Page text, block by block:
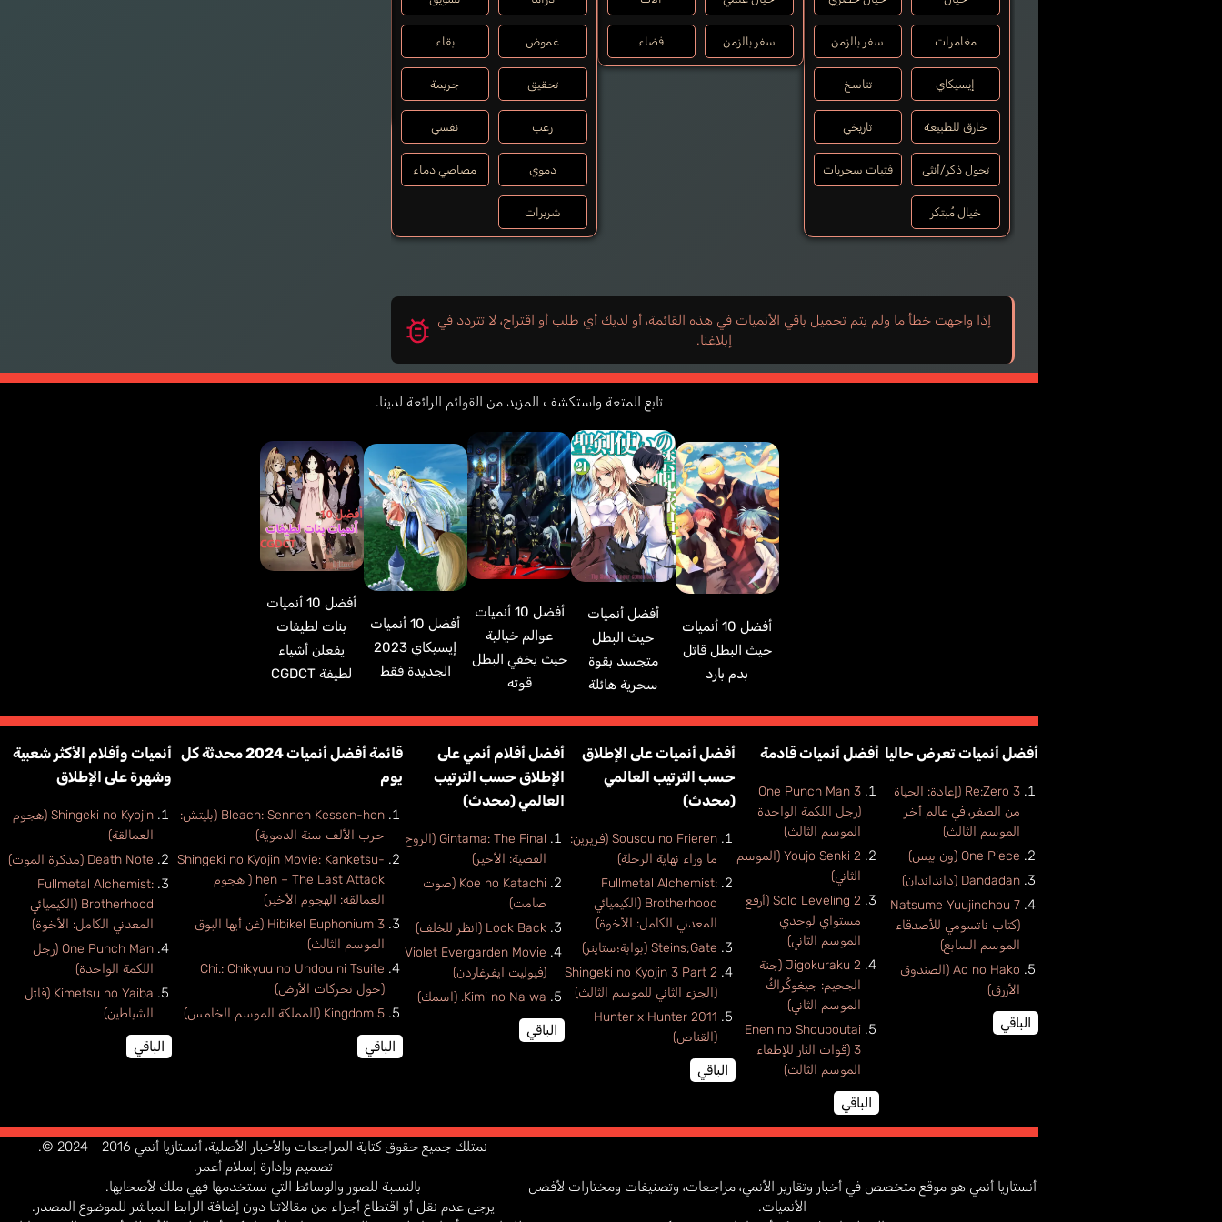
مغامرات سفر بالزمن
إيسيكاي تناسخ
خارق للطبيعة تاريخي
تحول ذكر/أنثى فتيات سحريات
خيال مُبتكر
سفر بالزمن فضاء غموض بقاء
تحقيق جريمة
رعب نفسي
دموي مصاصي دماء
شريرات
إذا واجهت خطأ ما ولم يتم تحميل باقي الأنميات في هذه القائمة، أو لديك أي طلب أو اقتراح، لا تتردد في
إبلاغنا.
تابع المتعة واستكشف المزيد من القوائم الرائعة لدينا.
أفضل 10 أنميات
حيث البطل قاتل
بدم بارد
أفضل أنميات
حيث البطل
متجسد بقوة
سحرية هائلة
أفضل 10 أنميات
عوالم خيالية
حيث يخفي البطل
قوته
أفضل 10 أنميات
إيسيكاي 2023
الجديدة فقط
أفضل 10 أنميات
بنات لطيفات
يفعلن أشياء
لطيفة CGDCT
أفضل أنميات تعرض حاليا
Re:Zero 3 (إعادة: الحياة
من الصفر، في عالم أخر
الموسم الثالث)
One Piece (ون بيس)
Dandadan (دانداندان)
Natsume Yuujinchou 7
(كتاب ناتسومي للأصدقاء
الموسم السابع)
Ao no Hako (الصندوق
الأزرق)
الباقي
أفضل أنميات قادمة
One Punch Man 3
(رجل اللكمة الواحدة
الموسم الثالث)
Youjo Senki 2 (الموسم
الثاني)
Solo Leveling 2 (أرفع
مستواي لوحدي
الموسم الثاني)
Jigokuraku 2 (جنة
الجحيم: جيغوكُراكُ
الموسم الثاني)
Enen no Shouboutai
3 (قوات النار للإطفاء
الموسم الثالث)
الباقي
أفضل أنميات على الإطلاق
حسب الترتيب العالمي
(محدث)
Sousou no Frieren (فريرين:
ما وراء نهاية الرحلة)
Fullmetal Alchemist:
Brotherhood (الكيميائي
المعدني الكامل: الأخوة)
Steins;Gate (بوابة؛ستاينز)
Shingeki no Kyojin 3 Part 2
(الجزء الثاني للموسم الثالث)
Hunter x Hunter 2011
(القناص)
الباقي
أفضل أفلام أنمي على
الإطلاق حسب الترتيب
العالمي (محدث)
Gintama: The Final (الروح
الفضية: الأخير)
Koe no Katachi (صوت
صامت)
Look Back (انظر للخلف)
Violet Evergarden Movie
(فيوليت ايفرغاردن)
Kimi no Na wa. (اسمك)
الباقي
قائمة أفضل أنميات 2024 محدثة كل
يوم
Bleach: Sennen Kessen-hen (بليتش:
حرب الألف سنة الدموية)
Shingeki no Kyojin Movie: Kanketsu-
hen – The Last Attack ( هجوم
العمالقة: الهجوم الأخير)
Hibike! Euphonium 3 (غن أيها البوق
الموسم الثالث)
Chi.: Chikyuu no Undou ni Tsuite
(حول تحركات الأرض)
Kingdom 5 (المملكة الموسم الخامس)
الباقي
أنميات وأفلام الأكثر شعبية
وشهرة على الإطلاق
Shingeki no Kyojin (هجوم
العمالقة)
Death Note (مذكرة الموت)
Fullmetal Alchemist:
Brotherhood (الكيميائي
المعدني الكامل: الأخوة)
One Punch Man (رجل
اللكمة الواحدة)
Kimetsu no Yaiba (قاتل
الشياطين)
الباقي
أنستازيا أنمي هو موقع متخصص في أخبار وتقارير الأنمي، مراجعات، وتصنيفات ومختارات لأفضل
الأنميات.
نمتلك جميع حقوق كتابة المراجعات والأخبار الأصلية، أنستازيا أنمي 2016 - 2024 ©.
تصميم وإدارة إسلام أعمر.
بالنسبة للصور والوسائط التي نستخدمها فهي ملك لأصحابها.
يرجى عدم نقل أو اقتطاع أجزاء من مقالاتنا دون إضافة الرابط المباشر للموضوع المصدر.